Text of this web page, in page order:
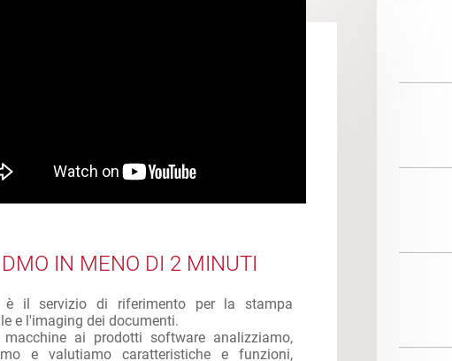
DMO IN MENO DI 2 MINUTI
è il servizio di riferimento per la stampa
e l'imaging dei documenti.
macchine ai prodotti software analizziamo,
e valutiamo caratteristiche e funzioni,